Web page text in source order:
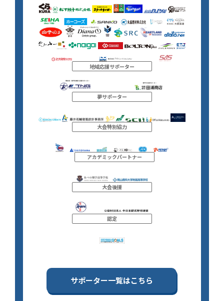
地域応援サポーター
夢サポーター
大会特別協力
アカデミックパートナー
大会後援
認定
サポーター一覧はこちら